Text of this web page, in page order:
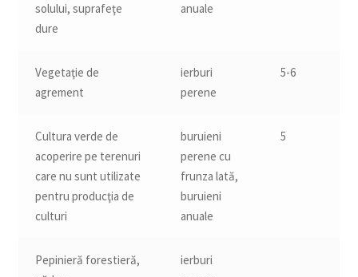
solului, suprafeţe
dure
anuale
Vegetaţie de
agrement
ierburi
perene
5-6
Cultura verde de
acoperire pe terenuri
care nu sunt utilizate
pentru producţia de
culturi
buruieni
perene cu
frunza lată,
buruieni
anuale
5
Pepinieră forestieră,
ierburi